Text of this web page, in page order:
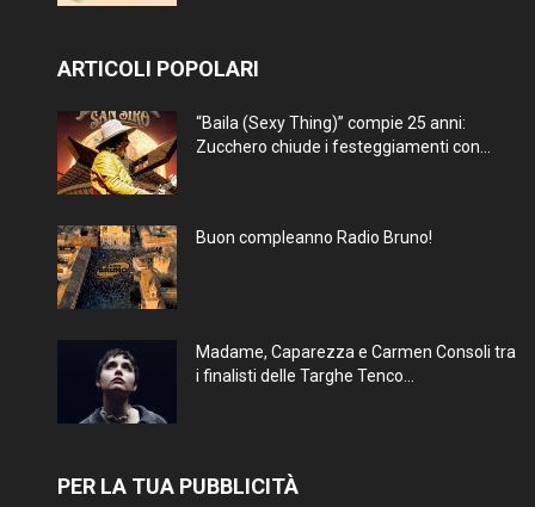
ARTICOLI POPOLARI
“Baila (Sexy Thing)” compie 25 anni:
Zucchero chiude i festeggiamenti con...
Buon compleanno Radio Bruno!
Madame, Caparezza e Carmen Consoli tra
i finalisti delle Targhe Tenco...
PER LA TUA PUBBLICITÀ